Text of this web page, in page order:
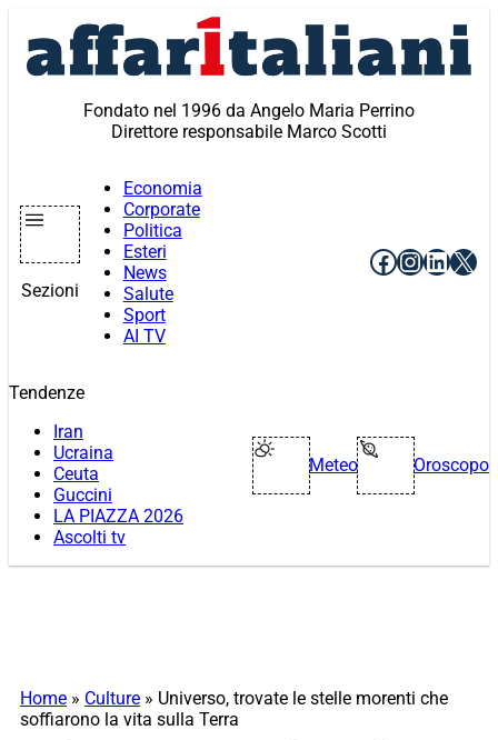
contenuto
Fondato nel 1996 da Angelo Maria Perrino
Direttore responsabile Marco Scotti
Sezioni
Economia
Corporate
Politica
Esteri
News
Salute
Sport
AI TV
Facebook
X
Tendenze
Iran
Ucraina
Ceuta
Guccini
LA PIAZZA 2026
Ascolti tv
Meteo Oroscopo
Home » Culture » Universo, trovate le stelle morenti che
soffiarono la vita sulla Terra